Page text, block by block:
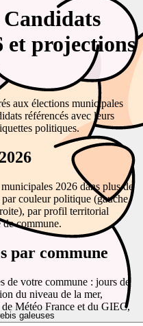
galeuses
et projections
aux élections municipales
référencés avec leurs
politiques.
2026 dans plus de
couleur politique (gauche,
par profil territorial
commune.
par commune
de votre commune : jours de
du niveau de la mer,
de Météo France et du GIEC,